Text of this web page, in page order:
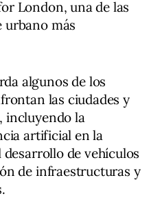
London, una de las
urbano más
algunos de los
las ciudades y
incluyendo la
artificial en la
de vehículos
de infraestructuras y